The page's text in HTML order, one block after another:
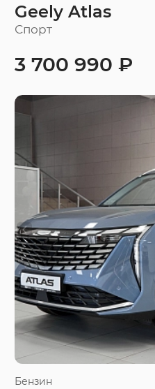
Geely Atlas
Спорт
Бензин
3 700 990 ₽